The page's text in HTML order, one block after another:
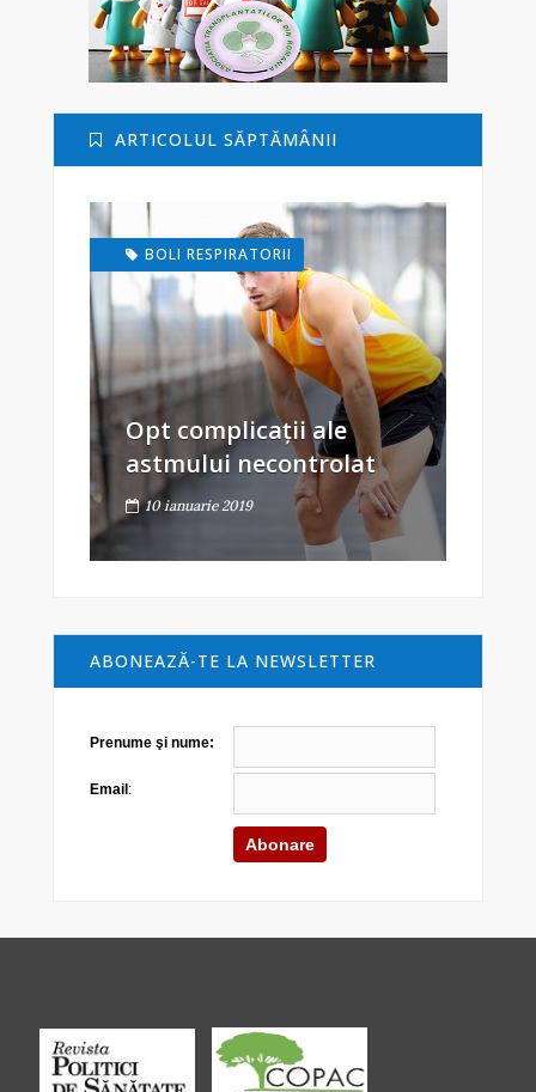
ARTICOLUL SĂPTĂMÂNII
BOLI RESPIRATORII
Opt complicații ale
astmului necontrolat
10 ianuarie 2019
ABONEAZĂ-TE LA NEWSLETTER
Prenume şi nume:
Email :